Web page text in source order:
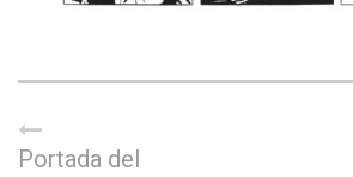
Portada del